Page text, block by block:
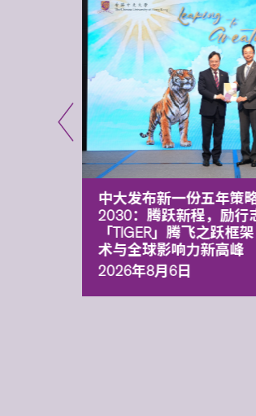
中大发布新一份五年策
2030：腾跃新程，励行
「TIGER」腾飞之跃框
术与全球影响力新高峰
2026年8月6日